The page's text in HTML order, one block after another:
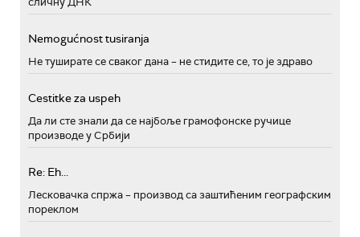
Nemogućnost tusiranja
Не туширате се сваког дана – не стидите се, то је здраво
Cestitke za uspeh
Да ли сте знали да се најбоље грамофонске ручице
производе у Србији
Re: Eh...
Лесковачка спржа – производ са заштићеним географским
пореклом